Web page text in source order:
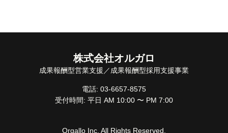
株式会社オルガロ
成果報酬型営業支援／成果報酬型採用支援事業
電話: 03-6657-8575
受付時間: 平日 AM 10:00 〜 PM 7:00
Orgallo Inc. All Rights Reserved.